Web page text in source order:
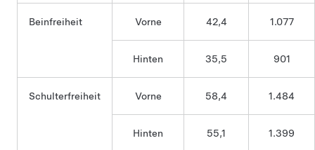
Beinfreiheit Vorne 42,4 1.077
Hinten 35,5 901
Schulterfreiheit Vorne 58,4 1.484
Hinten 55,1 1.399